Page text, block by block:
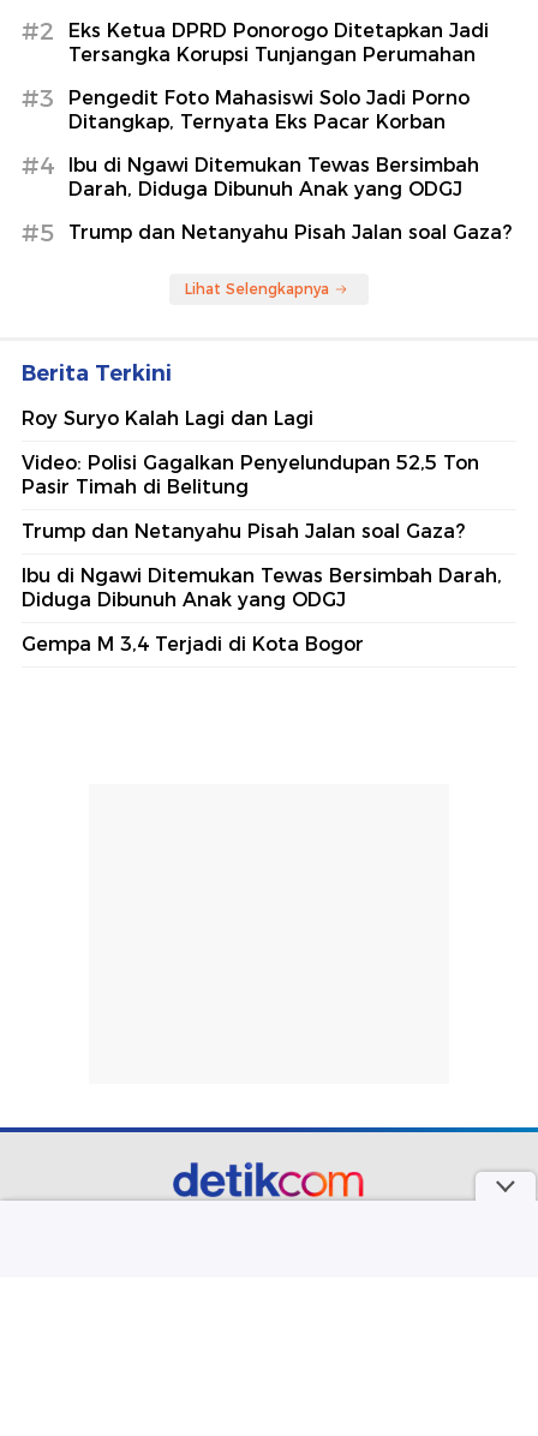
#2
Eks Ketua DPRD Ponorogo Ditetapkan Jadi
Tersangka Korupsi Tunjangan Perumahan
#3
Pengedit Foto Mahasiswi Solo Jadi Porno
Ditangkap, Ternyata Eks Pacar Korban
#4
Ibu di Ngawi Ditemukan Tewas Bersimbah
Darah, Diduga Dibunuh Anak yang ODGJ
#5 Trump dan Netanyahu Pisah Jalan soal Gaza?
Lihat Selengkapnya
Berita Terkini
Roy Suryo Kalah Lagi dan Lagi
Video: Polisi Gagalkan Penyelundupan 52,5 Ton
Pasir Timah di Belitung
Trump dan Netanyahu Pisah Jalan soal Gaza?
Ibu di Ngawi Ditemukan Tewas Bersimbah Darah,
Diduga Dibunuh Anak yang ODGJ
Gempa M 3,4 Terjadi di Kota Bogor